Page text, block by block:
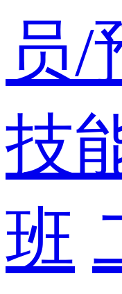
员/
技
班